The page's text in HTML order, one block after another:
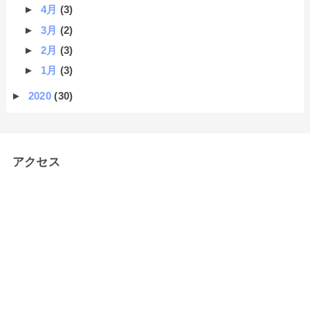
► 4月 (3)
► 3月 (2)
► 2月 (3)
► 1月 (3)
► 2020(30)
アクセス